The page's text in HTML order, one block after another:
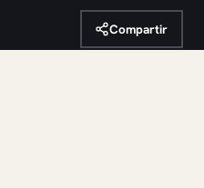
Compartir